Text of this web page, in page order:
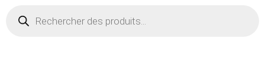
produits